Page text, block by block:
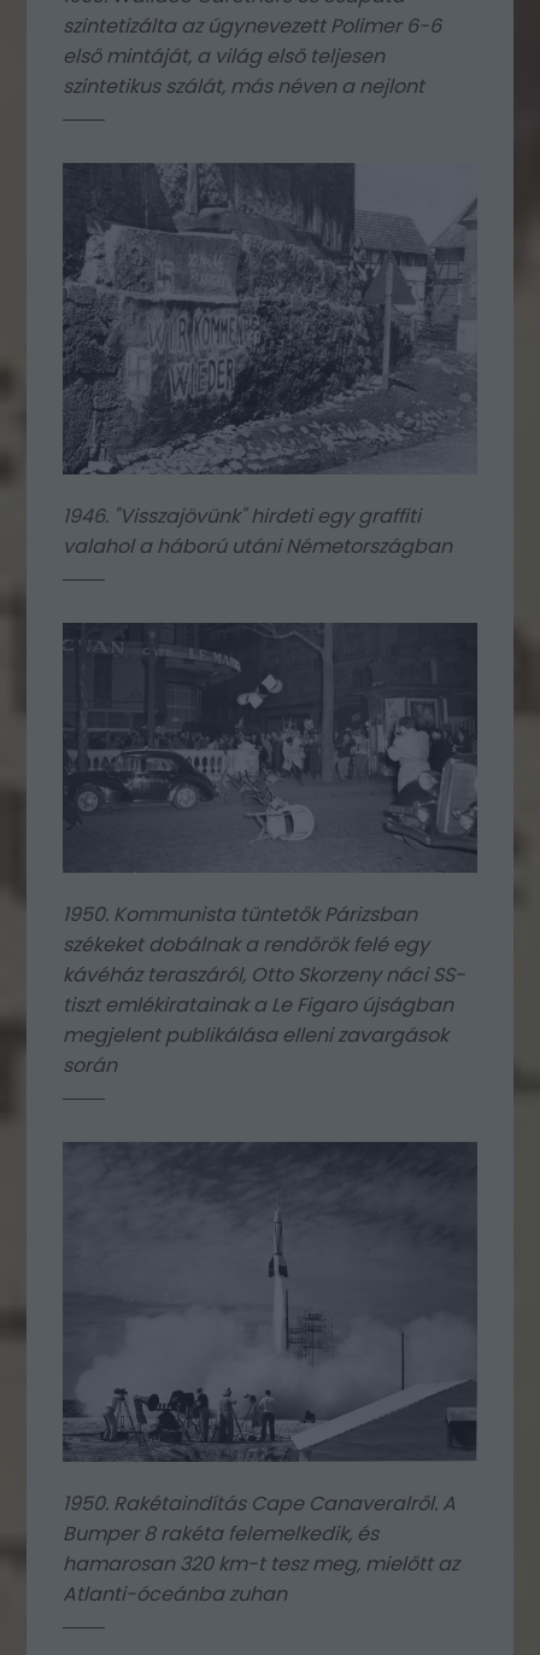
szintetizálta az úgynevezett Polimer 6-6
első mintáját, a világ első teljesen
szintetikus szálát, más néven a nejlont
1946. "Visszajövünk" hirdeti egy graffiti
valahol a háború utáni Németországban
1950. Kommunista tüntetők Párizsban
székeket dobálnak a rendőrök felé egy
kávéház teraszáról, Otto Skorzeny náci SS-
tiszt emlékiratainak a Le Figaro újságban
megjelent publikálása elleni zavargások
során
1950. Rakétaindítás Cape Canaveralről. A
Bumper 8 rakéta felemelkedik, és
hamarosan 320 km-t tesz meg, mielőtt az
Atlanti-óceánba zuhan